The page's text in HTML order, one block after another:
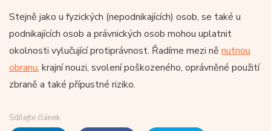
Stejně jako u fyzických (nepodnikajících) osob, se také u
podnikajících osob a právnických osob mohou uplatnit
okolnosti vylučující protiprávnost. Řadíme mezi ně nutnou
obranu, krajní nouzi, svolení poškozeného, oprávněné použití
zbraně a také přípustné riziko.
Sdílejte článek